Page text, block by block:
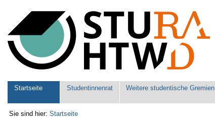
Werkzeuge
Sektionen
Startseite Studentinnenrat Weitere studentische Gremien
Sie sind hier: Startseite